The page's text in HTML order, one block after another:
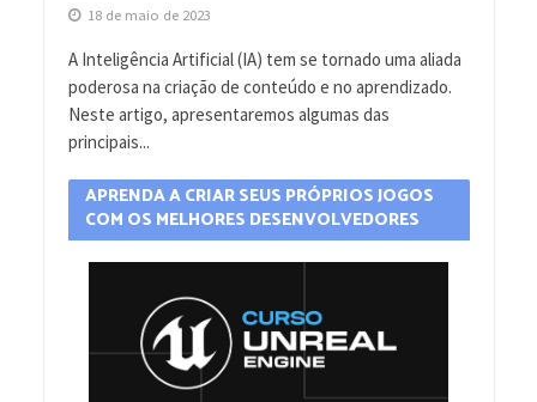
18 de maio de 2023
A Inteligência Artificial (IA) tem se tornado uma aliada
poderosa na criação de conteúdo e no aprendizado.
Neste artigo, apresentaremos algumas das
principais...
APRENDA A CRIAR SEUS PRÓPRIOS JOGOS
COM OS MELHORES DESENVOLVEDORES